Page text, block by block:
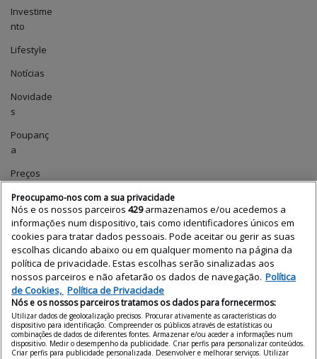
Investime
nto
Lifestyle
Notícias
Novidade
s
Poupanç
a
Preços
casas
Profissio
nais
Relatório
de
Preços
Tecnologi
a
Uncatego
Preocupamo-nos com a sua privacidade
Nós e os nossos parceiros 429armazenamos e/ou acedemos a
informações num dispositivo, tais como identificadores únicos em
cookies para tratar dados pessoais. Pode aceitar ou gerir as suas
escolhas clicando abaixo ou em qualquer momento na página da
política de privacidade. Estas escolhas serão sinalizadas aos
nossos parceiros e não afetarão os dados de navegação. Política
de Cookies, Política de Privacidade
Nós e os nossos parceiros tratamos os dados para fornecermos:
Utilizar dados de geolocalização precisos. Procurar ativamente as características do
dispositivo para identificação. Compreender os públicos através de estatísticas ou
combinações de dados de diferentes fontes. Armazenar e/ou aceder a informações num
dispositivo. Medir o desempenho da publicidade. Criar perfis para personalizar conteúdos.
Criar perfis para publicidade personalizada. Desenvolver e melhorar serviços. Utilizar